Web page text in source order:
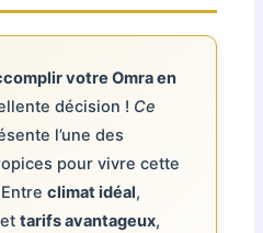
votre Omra en
décision ! Ce
l’une des
pour vivre cette
Entreclimat idéal,
ettarifs avantageux,